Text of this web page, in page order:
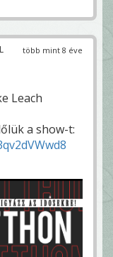
több mint 8 éve
Leach
a show-t: